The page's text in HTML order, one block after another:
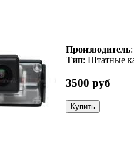
Производитель
Тип: Штатные
3500 руб